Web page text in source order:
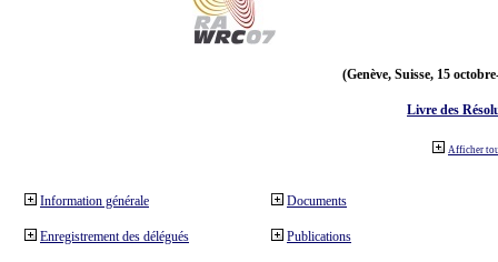
(Genève, Suisse, 15
Livre des
Afficher
Information générale
Enregistrement des délégués
Documents
Publications